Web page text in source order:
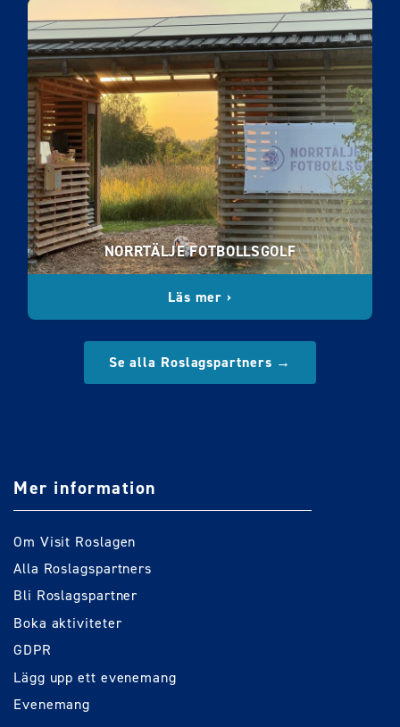
NORRTÄLJE FOTBOLLSGOLF
Läs mer ›
Se alla Roslagspartners →
Mer information
Om Visit Roslagen
Alla Roslagspartners
Bli Roslagspartner
Boka aktiviteter
GDPR
Lägg upp ett evenemang
Evenemang